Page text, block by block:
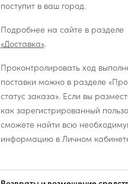
поступит в ваш город.
Подробнее на сайте в разделе
«Доставка».
Проконтролировать ход
поставки можно в разделе
статус заказа». Если вы
как зарегистрированный
сможете найти всю
информацию в Личном